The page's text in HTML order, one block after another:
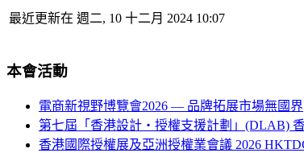
最近更新在 週二, 10 十二月 2024 10:07
本會活動
電商新視野博覽會2026 — 品牌拓展市場無國界
第七屆「香港設計‧授權支援計劃」(DLAB)
香港國際授權展及亞洲授權業會議 2026